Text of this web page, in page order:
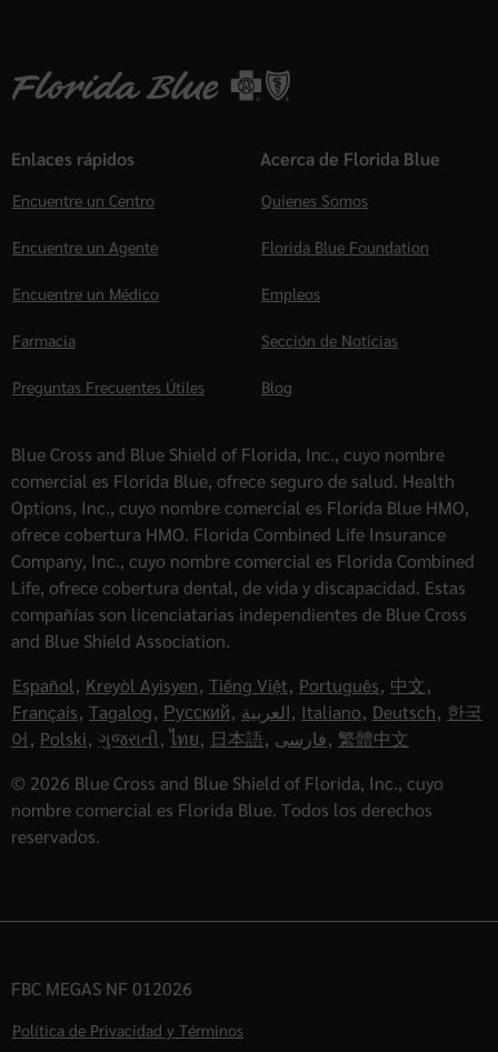
Enlaces rápidos
Encuentre un Centro
Encuentre un Agente
Encuentre un Médico
Farmacia
Preguntas Frecuentes Útiles
Acerca de Florida Blue
Quienes Somos
Florida Blue Foundation
Empleos
Sección de Noticias
Blog
Blue Cross and Blue Shield of Florida, Inc., cuyo nombre
comercial es Florida Blue, ofrece seguro de salud. Health
Options, Inc., cuyo nombre comercial es Florida Blue HMO,
ofrece cobertura HMO. Florida Combined Life Insurance
Company, Inc., cuyo nombre comercial es Florida Combined
Life, ofrece cobertura dental, de vida y discapacidad. Estas
compañías son licenciatarias independientes de Blue Cross
and Blue Shield Association.
Español, Kreyòl Ayisyen, Tiếng Việt, Português, 中文,
Français, Tagalog, Русский, العربية, Italiano, Deutsch, 한국
어, Polski, ગુજરાતી, ไทย, 日本語, فارسی, 繁體中文
© 2026 Blue Cross and Blue Shield of Florida, Inc., cuyo
nombre comercial es Florida Blue. Todos los derechos
reservados.
FBC MEGAS NF 012026
Política de Privacidad y Términos